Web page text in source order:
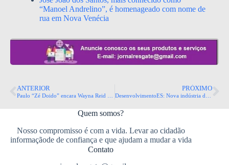
“Manoel Andrelino”, é homenageado com nome de
rua em Nova Venécia
ANTERIOR PRÓXIMO
Quem somos?
Nosso compromisso é com a vida. Levar ao cidadão
informaçãode de confiança e que ajudam a mudar a vida
Contato